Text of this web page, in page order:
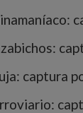
captura